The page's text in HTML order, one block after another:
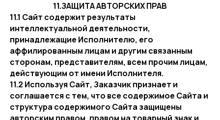
11.ЗАЩИТА АВТОРСКИХ ПРАВ
11.1 Сайт содержит результаты
интеллектуальной деятельности,
принадлежащие Исполнителю, его
аффилированным лицам и другим связанным
сторонам, представителям, всем прочим лицам,
действующим от имени Исполнителя.
11.2 Используя Сайт, Заказчик признает и
соглашается с тем, что все содержимое Сайта и
структура содержимого Сайта защищены